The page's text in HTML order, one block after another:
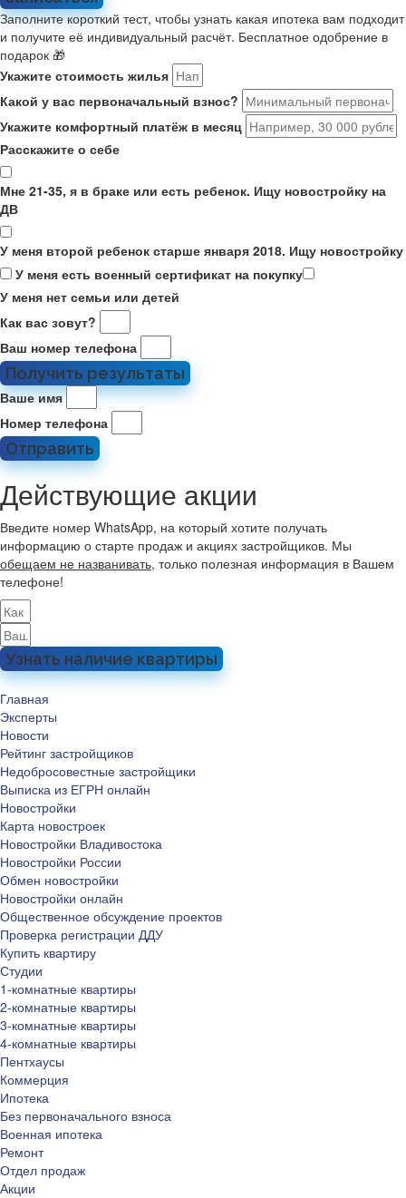
Заполните короткий тест, чтобы узнать какая ипотека вам подходит
и получите её индивидуальный расчёт. Бесплатное одобрение в
подарок 🎁
Укажите стоимость жилья
Какой у вас первоначальный взнос?
Укажите комфортный платёж в месяц
Расскажите о себе
Мне 21-35, я в браке или есть ребенок. Ищу новостройку на
ДВ
У меня второй ребенок старше января 2018. Ищу новостройку
У меня есть военный сертификат на покупку
У меня нет семьи или детей
Как вас зовут?
Ваш номер телефона
Получить результаты
Ваше имя
Номер телефона
Отправить
Действующие акции
Введите номер WhatsApp, на который хотите получать
информацию о старте продаж и акциях застройщиков. Мы
обещаем не названивать, только полезная информация в Вашем
телефоне!
Узнать наличие квартиры
Главная
Эксперты
Новости
Рейтинг застройщиков
Недобросовестные застройщики
Выписка из ЕГРН онлайн
Новостройки
Карта новостроек
Новостройки Владивостока
Новостройки России
Обмен новостройки
Новостройки онлайн
Общественное обсуждение проектов
Проверка регистрации ДДУ
Купить квартиру
Студии
1-комнатные квартиры
2-комнатные квартиры
3-комнатные квартиры
4-комнатные квартиры
Пентхаусы
Коммерция
Ипотека
Без первоначального взноса
Военная ипотека
Ремонт
Отдел продаж
Акции